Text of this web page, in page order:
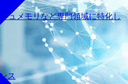
ス
ュメモリなど専門領域に特化し